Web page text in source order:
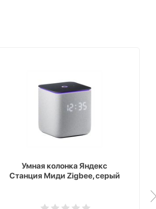
Умная колонка Яндекс
Станция Миди Zigbee, серый